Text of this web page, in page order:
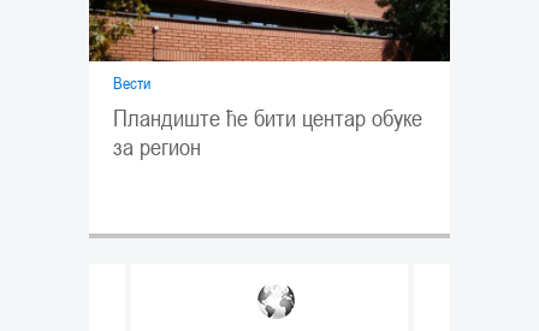
Вести
Пландиште ће бити центар обуке
за регион